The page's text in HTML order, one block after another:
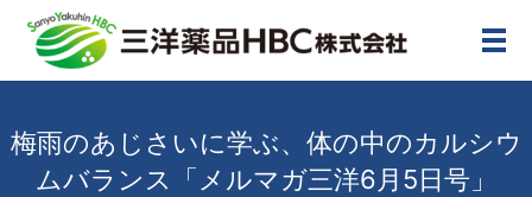
メ
梅⾬のあじさいに学ぶ、体の中のカルシウ
ムバランス「メルマガ三洋6⽉5⽇号」